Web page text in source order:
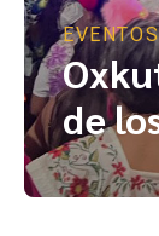
de